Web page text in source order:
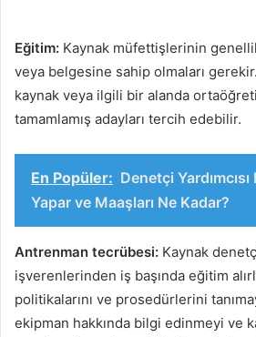
Eğitim: Kaynak müfettişlerinin
veya belgesine sahip olmaları
kaynak veya ilgili bir alanda
tamamlamış adayları tercih edebilir.
En Popüler: Denetçi Yardımcısı
Yapar ve Maaşları Ne Kadar?
Antrenman tecrübesi: Kaynak
işverenlerinden iş başında eğitim
politikalarını ve prosedürlerini
ekipman hakkında bilgi edinmeyi ve